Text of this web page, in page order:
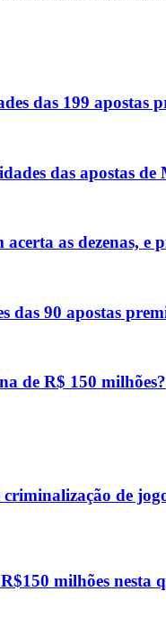
das 199 apostas
das apostas
as dezenas, e
das 90 apostas
de R$ 150 milhões?
de
milhões nesta